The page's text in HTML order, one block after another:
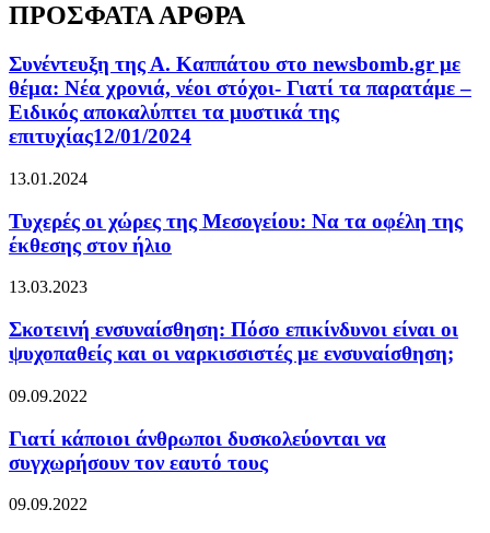
ΠΡΟΣΦΑΤΑ ΑΡΘΡΑ
Συνέντευξη της Α. Καππάτου στο newsbomb.gr με
θέμα: Νέα χρονιά, νέοι στόχοι- Γιατί τα παρατάμε –
Ειδικός αποκαλύπτει τα μυστικά της
επιτυχίας12/01/2024
13.01.2024
Τυχερές οι χώρες της Μεσογείου: Να τα οφέλη της
έκθεσης στον ήλιο
13.03.2023
Σκοτεινή ενσυναίσθηση: Πόσο επικίνδυνοι είναι οι
ψυχοπαθείς και οι ναρκισσιστές με ενσυναίσθηση;
09.09.2022
Γιατί κάποιοι άνθρωποι δυσκολεύονται να
συγχωρήσουν τον εαυτό τους
09.09.2022